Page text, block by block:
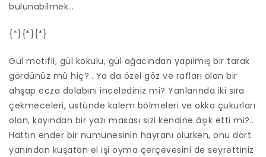
bulunabilmek…
{*}{*}{*}
Gül motifli, gül kokulu, gül ağacından yapılmış bir tarak
gördünüz mü hiç?.. Ya da özel göz ve rafları olan bir
ahşap ecza dolabını incelediniz mi? Yanlarında iki sıra
çekmeceleri, üstünde kalem bölmeleri ve okka çukurları
olan, kayından bir yazı masası sizi kendine âşık etti mi?..
Hattın ender bir numunesinin hayranı olurken, onu dört
yanından kuşatan el işi oyma çerçevesini de seyrettiniz